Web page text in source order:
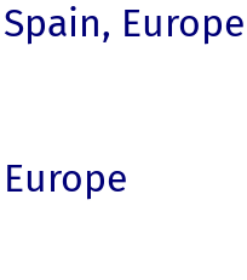
Europe